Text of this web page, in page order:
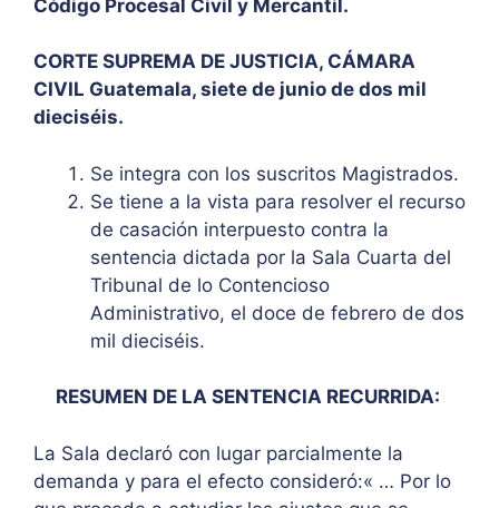
Código Procesal Civil y Mercantil.
CORTE SUPREMA DE JUSTICIA, CÁMARA
CIVIL Guatemala, siete de junio de dos mil
dieciséis.
Se integra con los suscritos Magistrados.
Se tiene a la vista para resolver el recurso
de casación interpuesto contra la
sentencia dictada por la Sala Cuarta del
Tribunal de lo Contencioso
Administrativo, el doce de febrero de dos
mil dieciséis.
RESUMEN DE LA SENTENCIA RECURRIDA:
La Sala declaró con lugar parcialmente la
demanda y para el efecto consideró:« … Por lo